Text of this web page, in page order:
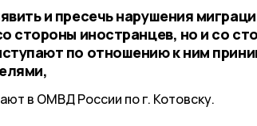
и пресечь нарушения
стороны иностранцев, но и со
по отношению к ним
в ОМВД России по г. Котовску.